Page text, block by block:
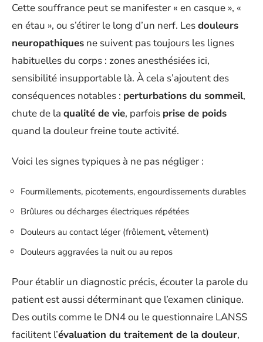
Cette souffrance peut se manifester « en casque », «
en étau », ou s’étirer le long d’un nerf. Lesdouleurs
neuropathiques ne suivent pas toujours les lignes
habituelles du corps : zones anesthésiées ici,
sensibilité insupportable là. À cela s’ajoutent des
conséquences notables : perturbations du sommeil,
chute de la qualité de vie, parfois prise de poids
quand la douleur freine toute activité.
Voici les signes typiques à ne pas négliger :
Fourmillements, picotements, engourdissements durables
Brûlures ou décharges électriques répétées
Douleurs au contact léger (frôlement, vêtement)
Douleurs aggravées la nuit ou au repos
Pour établir un diagnostic précis, écouter la parole du
patient est aussi déterminant que l’examen clinique.
Des outils comme le DN4 ou le questionnaire LANSS
facilitent l’évaluation du traitement de la douleur,